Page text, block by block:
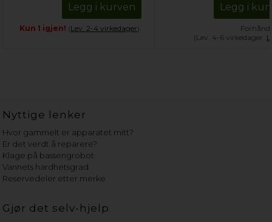
Legg i kurven
Kun 1 igjen! (Lev. 2-4 virkedager).
Legg i
(Lev. 4-6 virkedager.
Nyttige lenker
Hvor gammelt er apparatet mitt?
Er det verdt å reparere?
Klage på bassengrobot
Vannets hardhetsgrad
Reservedeler etter merke
Gjør det selv-hjelp